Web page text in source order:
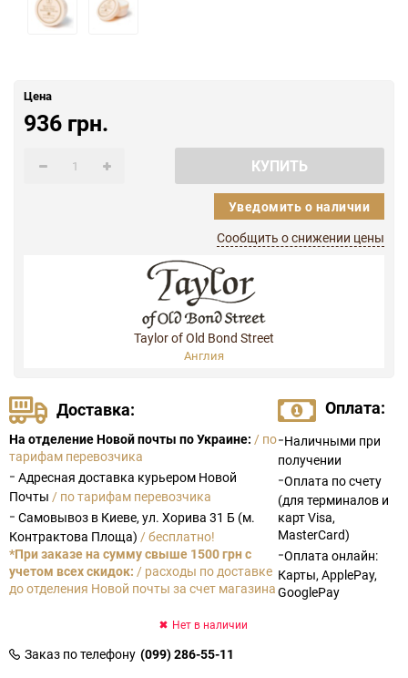
Цена
936 грн.
КУПИТЬ
Уведомить о наличии
Сообщить о снижении цены
Taylor of Old Bond Street
Англия
Доставка:
На отделение Новой почты по Украине: / по
тарифам перевозчика
- Адресная доставка курьером Новой
Почты / по тарифам перевозчика
- Самовывоз в Киеве, ул. Хорива 31 Б (м.
Контрактова Площа) / бесплатно!
*При заказе на сумму свыше 1500 грн с
учетом всех скидок: / расходы по доставке
до отделения Новой почты за счет магазина
Оплата:
-Наличными при
получении
-Оплата по счету
(для терминалов и
карт Visa,
MasterCard)
-Оплата онлайн:
Карты, ApplePay,
GooglePay
Нет в наличии
Заказ по телефону (099) 286-55-11